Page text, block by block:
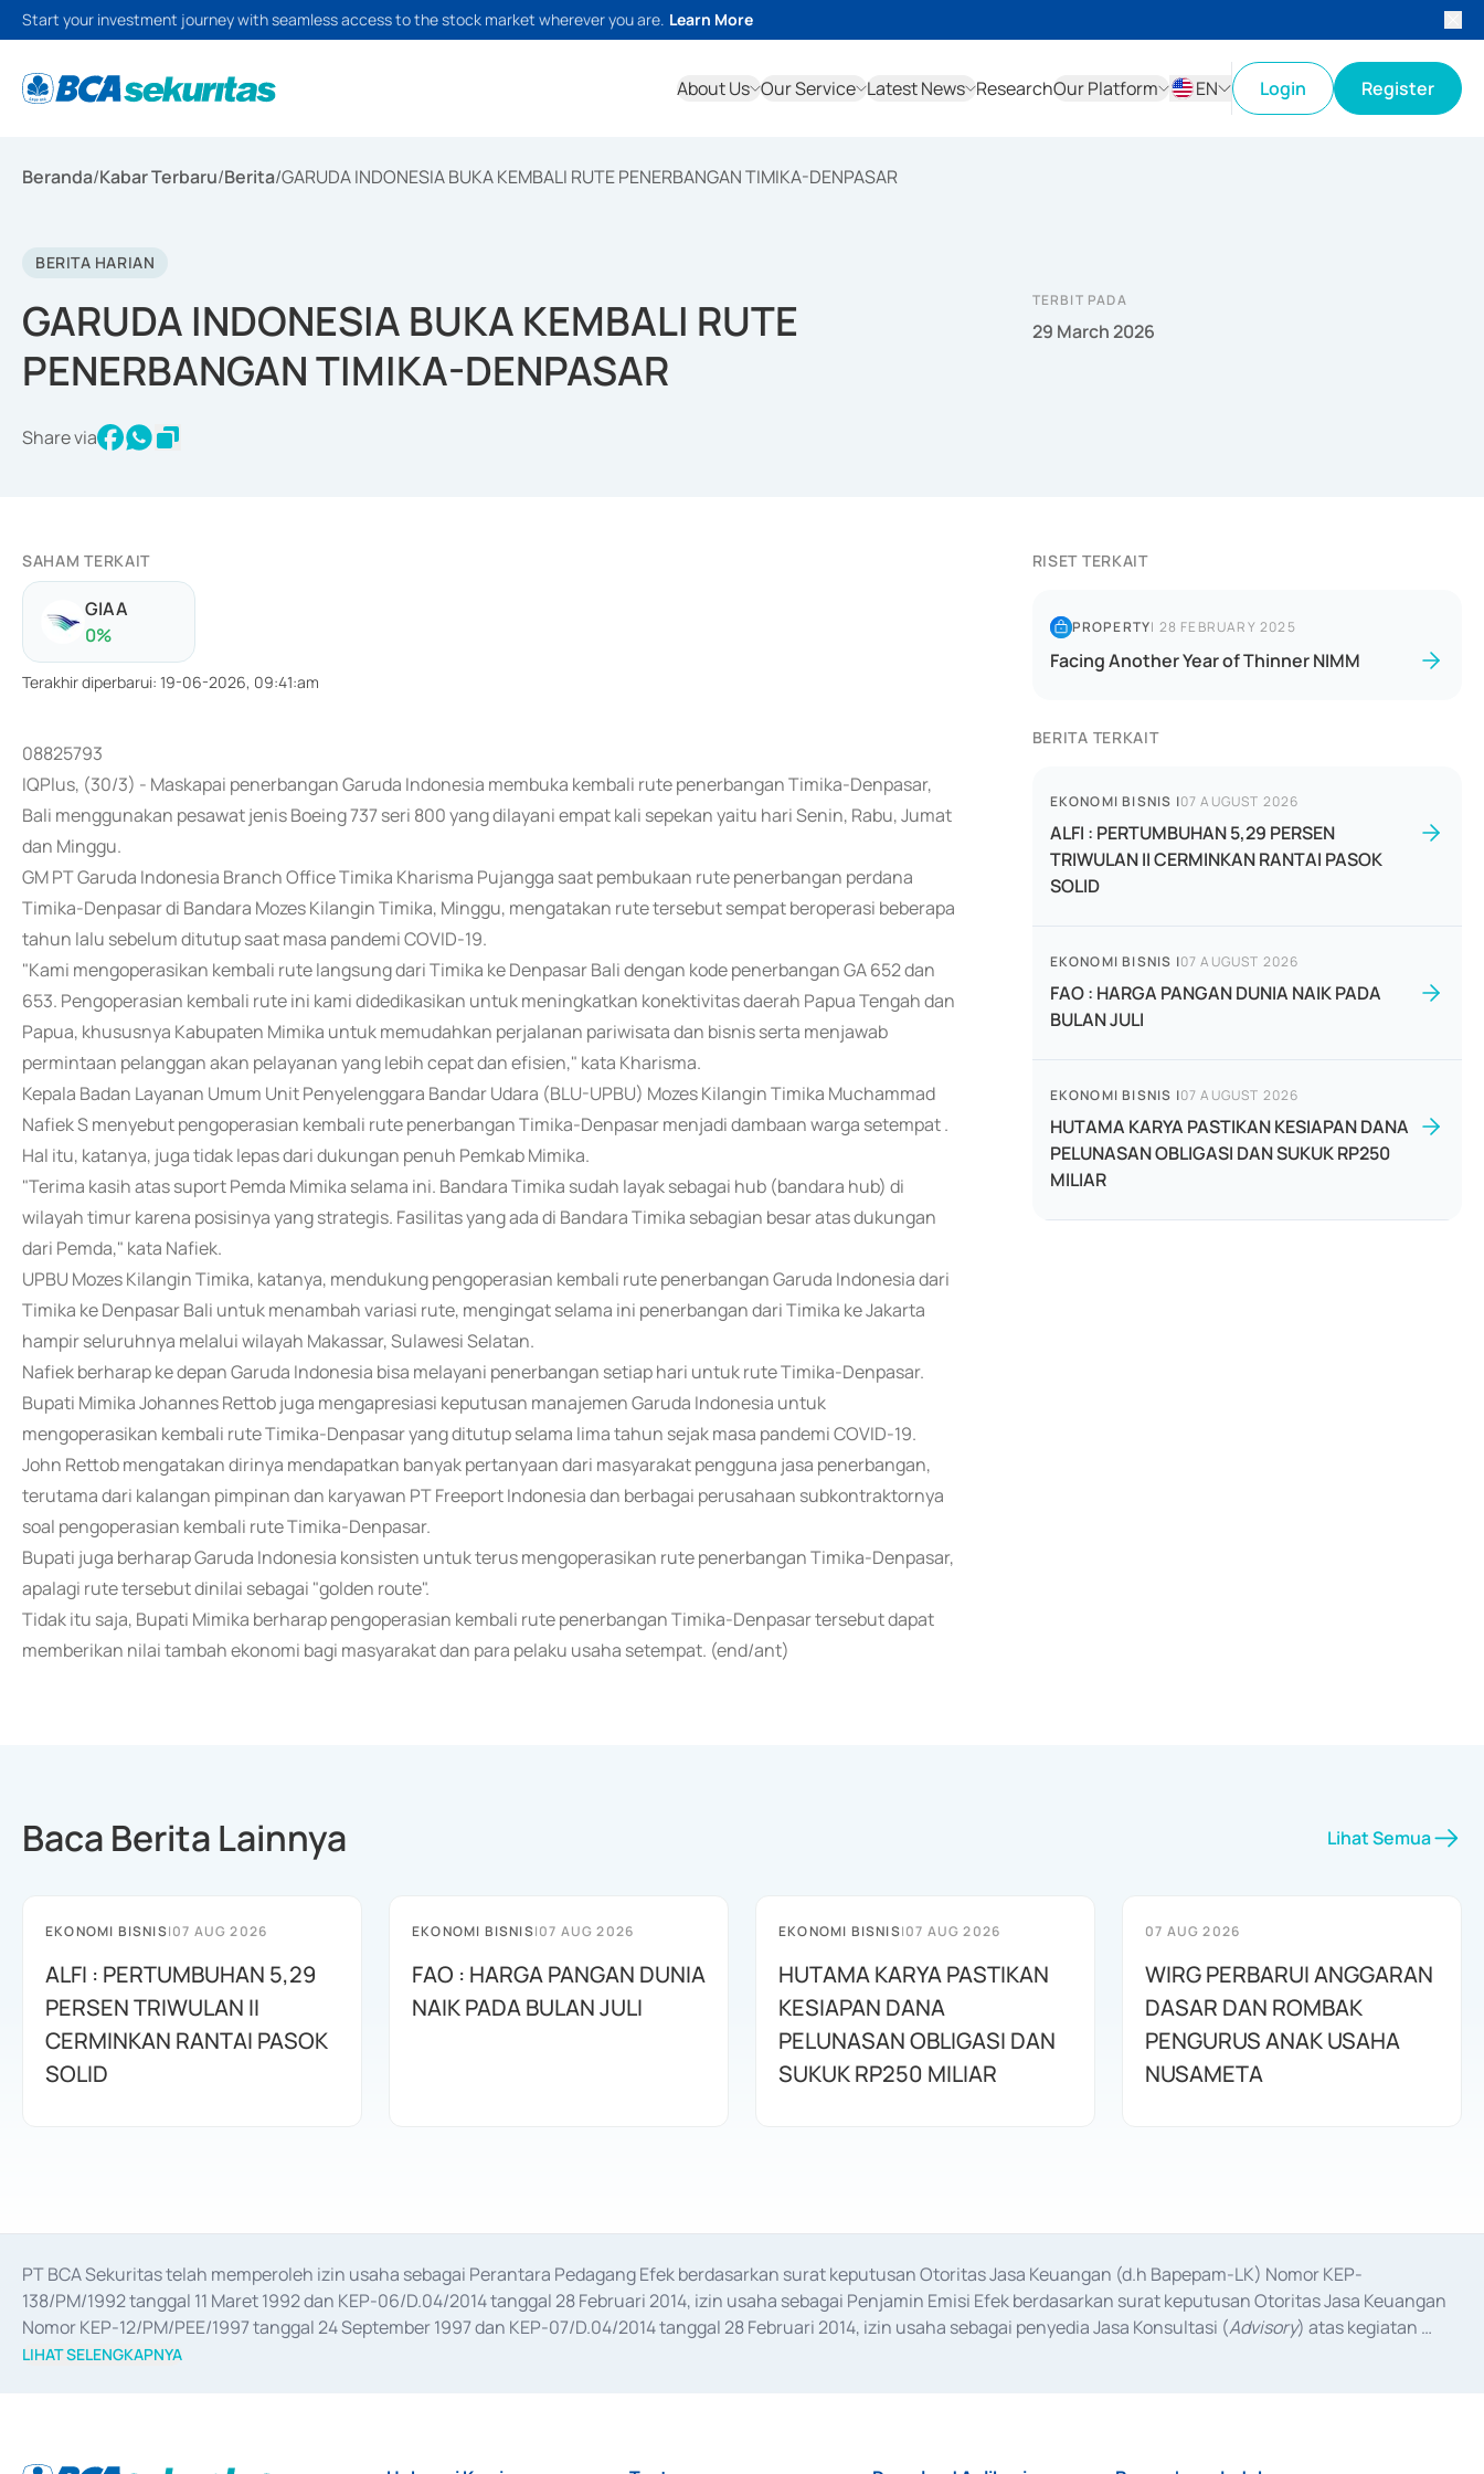
Start your investment journey with seamless access to the stock market wherever you are. Learn More
About Us Our Service Latest News ResearchOur Platform
EN
Login Register
Beranda/Kabar Terbaru/Berita/GARUDA INDONESIA BUKA KEMBALI RUTE PENERBANGAN TIMIKA-DENPASAR
BERITA HARIAN
GARUDA INDONESIA BUKA KEMBALI RUTE
PENERBANGAN TIMIKA-DENPASAR
Share via
TERBIT PADA
29 March 2026
SAHAM TERKAIT
GIAA
0%
Terakhir diperbarui: 19-06-2026, 09:41:am
08825793
IQPlus, (30/3) - Maskapai penerbangan Garuda Indonesia membuka kembali rute penerbangan Timika-Denpasar,
Bali menggunakan pesawat jenis Boeing 737 seri 800 yang dilayani empat kali sepekan yaitu hari Senin, Rabu, Jumat
dan Minggu.
GM PT Garuda Indonesia Branch Office Timika Kharisma Pujangga saat pembukaan rute penerbangan perdana
Timika-Denpasar di Bandara Mozes Kilangin Timika, Minggu, mengatakan rute tersebut sempat beroperasi beberapa
tahun lalu sebelum ditutup saat masa pandemi COVID-19.
"Kami mengoperasikan kembali rute langsung dari Timika ke Denpasar Bali dengan kode penerbangan GA 652 dan
653. Pengoperasian kembali rute ini kami didedikasikan untuk meningkatkan konektivitas daerah Papua Tengah dan
Papua, khususnya Kabupaten Mimika untuk memudahkan perjalanan pariwisata dan bisnis serta menjawab
permintaan pelanggan akan pelayanan yang lebih cepat dan efisien," kata Kharisma.
Kepala Badan Layanan Umum Unit Penyelenggara Bandar Udara (BLU-UPBU) Mozes Kilangin Timika Muchammad
Nafiek S menyebut pengoperasian kembali rute penerbangan Timika-Denpasar menjadi dambaan warga setempat .
Hal itu, katanya, juga tidak lepas dari dukungan penuh Pemkab Mimika.
"Terima kasih atas suport Pemda Mimika selama ini. Bandara Timika sudah layak sebagai hub (bandara hub) di
wilayah timur karena posisinya yang strategis. Fasilitas yang ada di Bandara Timika sebagian besar atas dukungan
dari Pemda," kata Nafiek.
UPBU Mozes Kilangin Timika, katanya, mendukung pengoperasian kembali rute penerbangan Garuda Indonesia dari
Timika ke Denpasar Bali untuk menambah variasi rute, mengingat selama ini penerbangan dari Timika ke Jakarta
hampir seluruhnya melalui wilayah Makassar, Sulawesi Selatan.
Nafiek berharap ke depan Garuda Indonesia bisa melayani penerbangan setiap hari untuk rute Timika-Denpasar.
Bupati Mimika Johannes Rettob juga mengapresiasi keputusan manajemen Garuda Indonesia untuk
mengoperasikan kembali rute Timika-Denpasar yang ditutup selama lima tahun sejak masa pandemi COVID-19.
John Rettob mengatakan dirinya mendapatkan banyak pertanyaan dari masyarakat pengguna jasa penerbangan,
terutama dari kalangan pimpinan dan karyawan PT Freeport Indonesia dan berbagai perusahaan subkontraktornya
soal pengoperasian kembali rute Timika-Denpasar.
Bupati juga berharap Garuda Indonesia konsisten untuk terus mengoperasikan rute penerbangan Timika-Denpasar,
apalagi rute tersebut dinilai sebagai "golden route".
Tidak itu saja, Bupati Mimika berharap pengoperasian kembali rute penerbangan Timika-Denpasar tersebut dapat
memberikan nilai tambah ekonomi bagi masyarakat dan para pelaku usaha setempat. (end/ant)
RISET TERKAIT
PROPERTY| 28 FEBRUARY 2025
Facing Another Year of Thinner NIMM
BERITA TERKAIT
EKONOMI BISNIS |07 AUGUST 2026
ALFI : PERTUMBUHAN 5,29 PERSEN
TRIWULAN II CERMINKAN RANTAI PASOK
SOLID
EKONOMI BISNIS |07 AUGUST 2026
FAO : HARGA PANGAN DUNIA NAIK PADA
BULAN JULI
EKONOMI BISNIS |07 AUGUST 2026
HUTAMA KARYA PASTIKAN KESIAPAN DANA
PELUNASAN OBLIGASI DAN SUKUK RP250
MILIAR
Baca Berita Lainnya Lihat Semua
EKONOMI BISNIS|07 AUG 2026
ALFI : PERTUMBUHAN 5,29
PERSEN TRIWULAN II
CERMINKAN RANTAI PASOK
SOLID
EKONOMI BISNIS|07 AUG 2026
FAO : HARGA PANGAN DUNIA
NAIK PADA BULAN JULI
EKONOMI BISNIS|07 AUG 2026
HUTAMA KARYA PASTIKAN
KESIAPAN DANA
PELUNASAN OBLIGASI DAN
SUKUK RP250 MILIAR
07 AUG 2026
WIRG PERBARUI ANGGARAN
DASAR DAN ROMBAK
PENGURUS ANAK USAHA
NUSAMETA
PT BCA Sekuritas telah memperoleh izin usaha sebagai Perantara Pedagang Efek berdasarkan surat keputusan Otoritas Jasa Keuangan (d.h Bapepam-LK) Nomor KEP-
138/PM/1992 tanggal 11 Maret 1992 dan KEP-06/D.04/2014 tanggal 28 Februari 2014, izin usaha sebagai Penjamin Emisi Efek berdasarkan surat keputusan Otoritas Jasa Keuangan
Nomor KEP-12/PM/PEE/1997 tanggal 24 September 1997 dan KEP-07/D.04/2014 tanggal 28 Februari 2014, izin usaha sebagai penyedia Jasa Konsultasi (Advisory) atas kegiatan
merger, akuisisi, divestasi, dan
LIHAT SELENGKAPNYA